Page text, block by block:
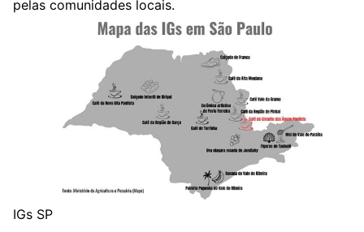
pelas comunidades locais.
IGs SP